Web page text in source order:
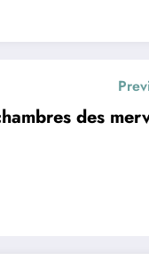
des